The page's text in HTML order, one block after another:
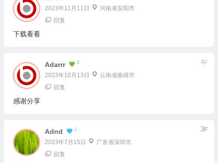
2023年11月11日 河南省安阳市
回复
下载看看
Adarrr 3
2023年10月13日 云南省曲靖市
4F
回复
感谢分享
Adnd 1
2023年7月15日 广东省深圳市
3F
回复